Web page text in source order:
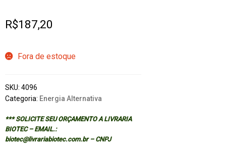
R$187,20
Fora de estoque
SKU: 4096
Categoria: Energia Alternativa
*** SOLICITE SEU ORÇAMENTO A LIVRARIA
BIOTEC – EMAIL.:
biotec@livrariabiotec.com.br – CNPJ